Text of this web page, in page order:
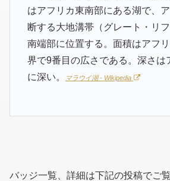
はアフリカ東南部にある湖で、
断する大地溝帯（グレート・リ
南端部に位置する。面積はアフ
界で9番目の広さである。深さは
に深い。
マラウイ湖 - Wikipedia
バッジ一覧、詳細は下記の投稿でご